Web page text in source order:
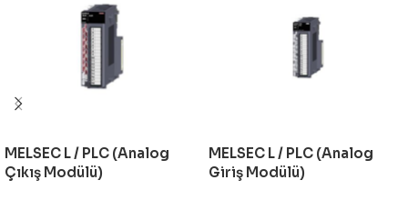
MELSEC L / PLC (Analog
Çıkış Modülü)
MELSEC L / PLC (Analog
Giriş Modülü)